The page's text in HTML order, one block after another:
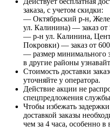
заказа, с учетом скидки:
— Октябрьский р-н,
ул. Калинина) — заказ от
— р-н ул. Калинина,
Покровки) — заказ от
— размер минимального
в другие районы
Стоимость доставки
уточняйте у оператора.
Действие акции не
спецпредложения
Чтобы избежать
доставкой заказы
чем за 4 часа, особенно